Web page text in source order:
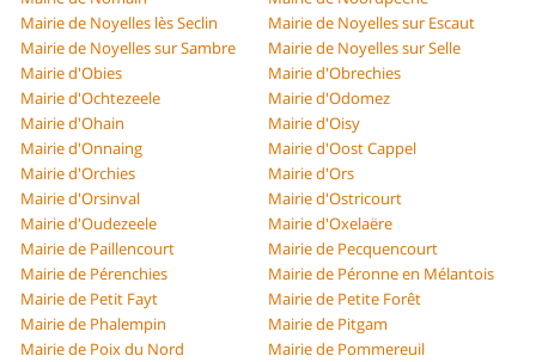
Mairie de Noyelles lès Seclin
Mairie de Noyelles sur Escaut
Mairie de Noyelles sur Sambre
Mairie de Noyelles sur Selle
Mairie d'Obies
Mairie d'Obrechies
Mairie d'Ochtezeele
Mairie d'Odomez
Mairie d'Ohain
Mairie d'Oisy
Mairie d'Onnaing
Mairie d'Oost Cappel
Mairie d'Orchies
Mairie d'Ors
Mairie d'Orsinval
Mairie d'Ostricourt
Mairie d'Oudezeele
Mairie d'Oxelaëre
Mairie de Paillencourt
Mairie de Pecquencourt
Mairie de Pérenchies
Mairie de Péronne en Mélantois
Mairie de Petit Fayt
Mairie de Petite Forêt
Mairie de Phalempin
Mairie de Pitgam
Mairie de Poix du Nord
Mairie de Pommereuil